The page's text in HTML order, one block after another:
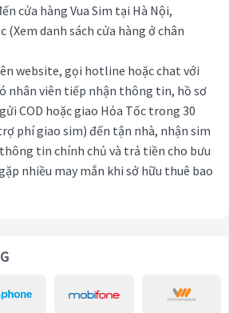
cửa hàng Vua Sim tại Hà Nội,
(Xem danh sách cửa hàng ở chân
website, gọi hotline hoặc chat với
nhân viên tiếp nhận thông tin, hồ sơ
COD hoặc giao Hỏa Tốc trong 30
phí giao sim) đến tận nhà, nhận sim
tin chính chủ và trả tiền cho bưu
nhiều may mắn khi sở hữu thuê bao